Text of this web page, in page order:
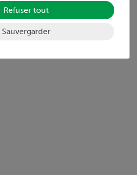
Refuser tout
Sauvergarder